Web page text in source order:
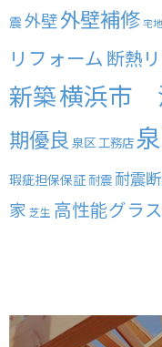
震外壁外壁補修 宅
リフォーム 断熱
新築横浜市
期優良 泉区 工務店
瑕疵担保保証 耐震 耐震
家 芝生 高性能グラ